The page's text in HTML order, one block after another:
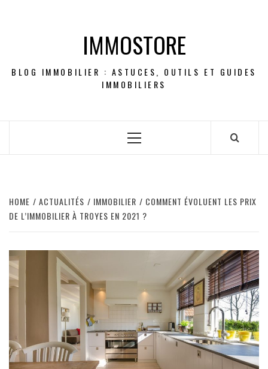
IMMOSTORE
BLOG IMMOBILIER : ASTUCES, OUTILS ET GUIDES
IMMOBILIERS
Primary
HOME ACTUALITÉS IMMOBILIER
COMMENT ÉVOLUENT LES PRIX
DE L’IMMOBILIER À TROYES EN 2021 ?